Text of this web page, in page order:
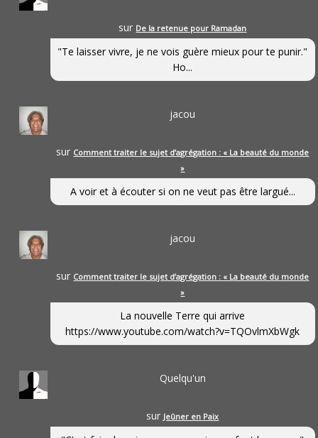
sur De la retenue pour Ramadan
"Te laisser vivre, je ne vois guère mieux pour te punir."
Ho...
jacou
sur Comment traiter le sujet d’agrégation : « La beauté du monde
»
A voir et à écouter si on ne veut pas être largué...
jacou
sur Comment traiter le sujet d’agrégation : « La beauté du monde
»
La nouvelle Terre qui arrive
https://www.youtube.com/watch?v=TQOvlmXbWgk
Quelqu'un
sur Jeûner en Paix